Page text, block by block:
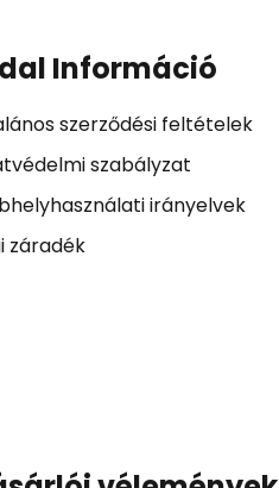
Információ
szerződési feltételek
szabályzat
irányelvek
záradék